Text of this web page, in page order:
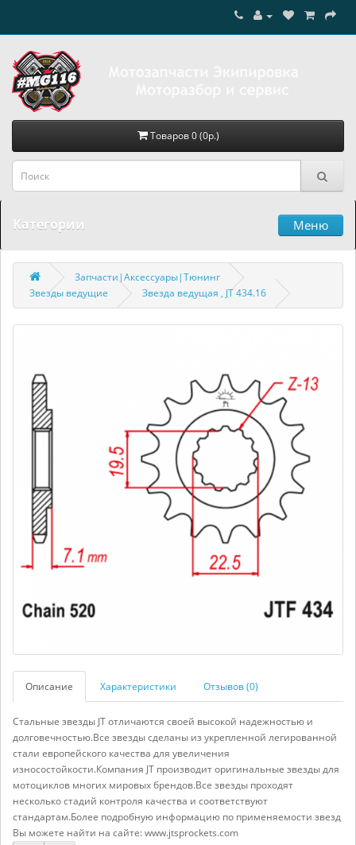
Товаров 0 (0р.)
Категории Меню
Запчасти|Аксессуары|Тюнинг
Звезды ведущие
Звезда ведущая , JT 434.16
Описание Характеристики Отзывов (0)
Стальные звезды JT отличаются своей высокой надежностью и
долговечностью.Все звезды сделаны из укрепленной легированной
стали европейского качества для увеличения
износостойкости.Компания JT производит оригинальные звезды для
мотоциклов многих мировых брендов.Все звезды проходят
несколько стадий контроля качества и соответствуют
стандартам.Более подробную информацию по применяемости звезд
Вы можете найти на сайте: www.jtsprockets.com